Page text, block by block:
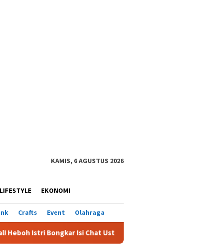
KAMIS, 6 AGUSTUS 2026
LIFESTYLE EKONOMI
Crafts Event Olahraga
Isi Chat Ustadz dan Santriwati yang Bikin Ngeri dan Jijik